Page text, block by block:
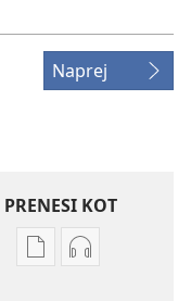
Naprej
PRENESI KOT
MožnostiMožnosti